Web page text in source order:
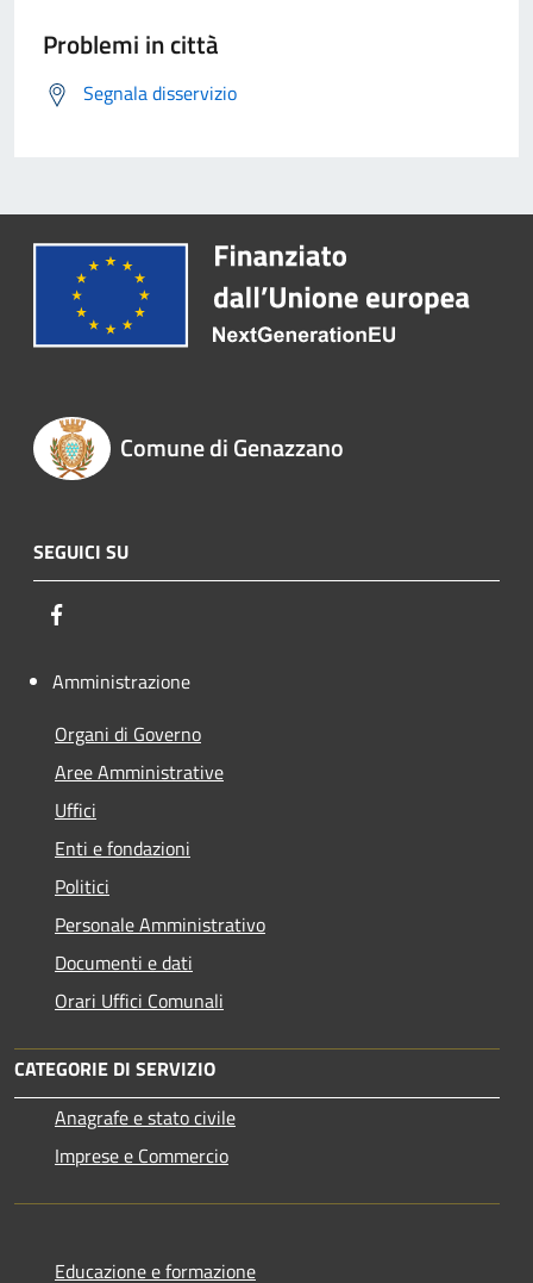
Problemi in città
Segnala disservizio
Comune di Genazzano
SEGUICI SU
Amministrazione
Organi di Governo
Aree Amministrative
Uffici
Enti e fondazioni
Politici
Personale Amministrativo
Documenti e dati
Orari Uffici Comunali
CATEGORIE DI SERVIZIO
Anagrafe e stato civile
Imprese e Commercio
Educazione e formazione